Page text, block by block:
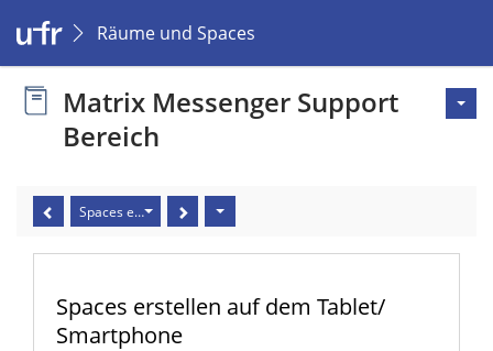
Räume und Spaces
Matrix Messenger Support
Bereich
Spaces erstellen auf dem Tablet/ Smartphone
Spaces erstellen auf dem Tablet/
Smartphone